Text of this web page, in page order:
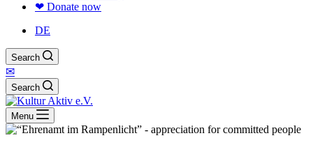
❤ Donate now
DE
Search
✉
Search
Menu